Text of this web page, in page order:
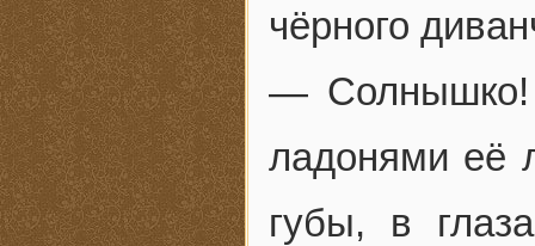
чёрного
— Солнышко!
ладонями её
губы, в